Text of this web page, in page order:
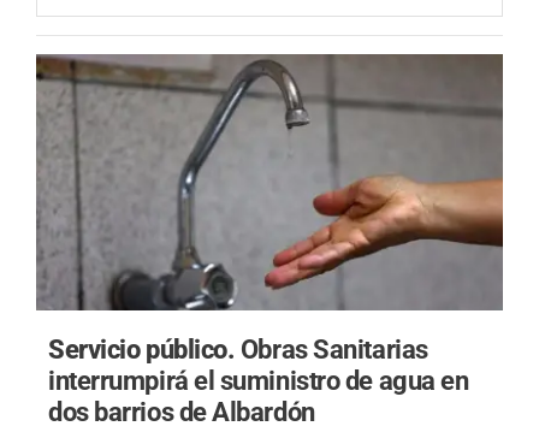
Servicio público. Obras Sanitarias
interrumpirá el suministro de agua en
dos barrios de Albardón